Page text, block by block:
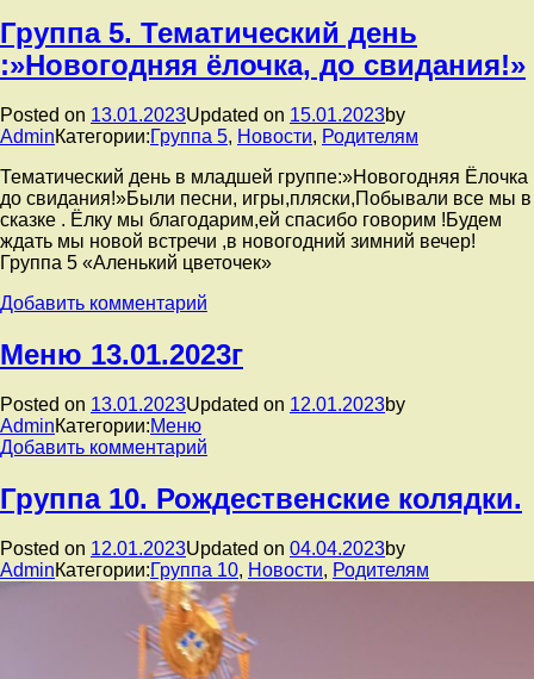
Группа
5.
Поздравляем
Всероссийского
детского
«Новогодняя
мастерская».
Группа 5. Тематический день
:»Новогодняя ёлочка, до свидания!»
Posted on 13.01.2023Updated on 15.01.2023by
AdminКатегории:Группа 5, Новости, Родителям
Тематический день в младшей группе:»Новогодняя Ёлочка
до свидания!»Были песни, игры,пляски,Побывали все мы в
сказке . Ёлку мы благодарим,ей спасибо говорим !Будем
ждать мы новой встречи ,в новогодний зимний вечер!
Группа 5 «Аленький цветочек»
Добавить комментарий
Группа
5.
день
ёлочка,
свидания!»
Меню 13.01.2023г
Posted on 13.01.2023Updated on 12.01.2023by
AdminКатегории:Меню
Добавить комментарий
Меню
13.01.2023г
Группа 10. Рождественские колядки.
Posted on 12.01.2023Updated on 04.04.2023by
AdminКатегории:Группа 10, Новости, Родителям